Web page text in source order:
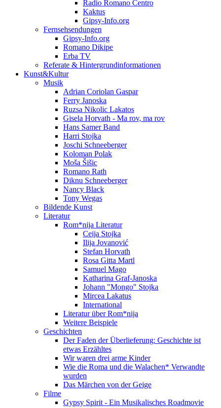
Radio Romano Centro
Kaktus
Gipsy-Info.org
Fernsehsendungen
Gipsy-Info.org
Romano Dikipe
Erba TV
Referate & Hintergrundinformationen
Kunst&Kultur
Musik
Adrian Coriolan Gaspar
Ferry Janoska
Ruzsa Nikolic Lakatos
Gisela Horvath - Ma rov, ma rov
Hans Samer Band
Harri Stojka
Joschi Schneeberger
Koloman Polak
Moša Šišic
Romano Rath
Diknu Schneeberger
Nancy Black
Tony Wegas
Bildende Kunst
Literatur
Rom*nija Literatur
Ceija Stojka
Ilija Jovanović
Stefan Horvath
Rosa Gitta Martl
Samuel Mago
Katharina Graf-Janoska
Johann "Mongo" Stojka
Mircea Lakatus
International
Literatur über Rom*nija
Weitere Beispiele
Geschichten
Der Faden der Überlieferung: Geschichte ist
etwas Erzähltes
Wir waren drei arme Kinder
Wie die Roma und die Walachen* Verwandte
wurden
Das Märchen von der Geige
Filme
Gypsy Spirit - Ein Musikalisches Roadmovie